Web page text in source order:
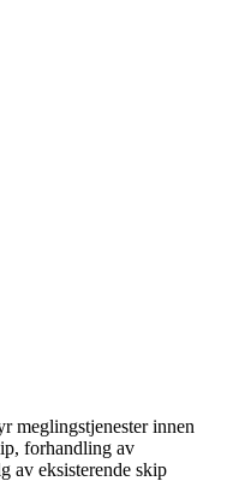
meglingstjenester innen
forhandling av
av eksisterende skip